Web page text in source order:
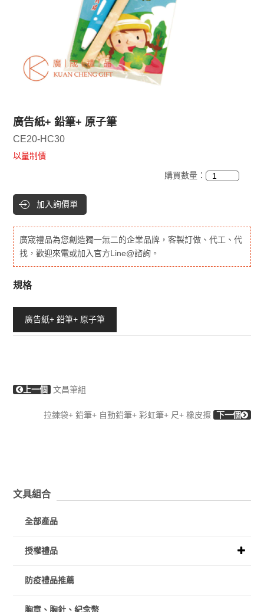
廣告紙+ 鉛筆+ 原子筆
CE20-HC30
以量制價
購買數量：
加入詢價單
廣宬禮品為您創造獨一無二的企業品牌，客製訂做、代工、代
找，歡迎來電或加入官方Line@諮詢。
規格
廣告紙+ 鉛筆+ 原子筆
上一個 文昌筆組
拉鍊袋+ 鉛筆+ 自動鉛筆+ 彩虹筆+ 尺+ 橡皮擦 下一個
文具組合
全部產品
授權禮品
防疫禮品推薦
胸章、胸針、紀念幣